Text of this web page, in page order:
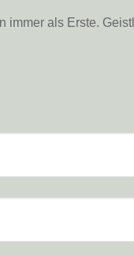
immer als Erste.